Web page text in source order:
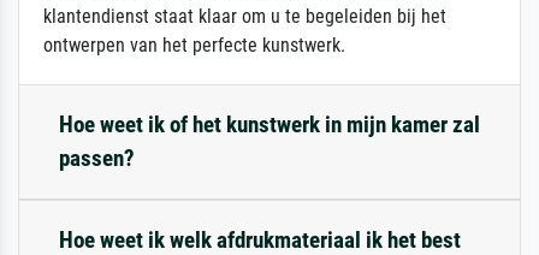
klantendienst staat klaar om u te begeleiden bij het
ontwerpen van het perfecte kunstwerk.
Hoe weet ik of het kunstwerk in mijn kamer zal
passen?
Hoe weet ik welk afdrukmateriaal ik het best